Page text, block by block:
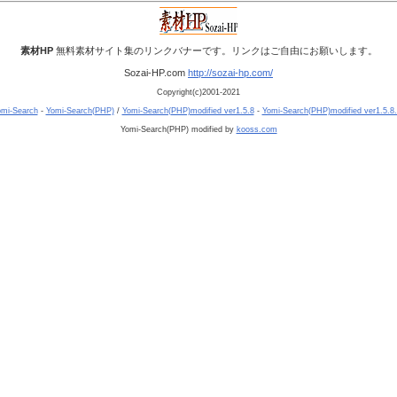
素材HP無料素材サイト集のリンクバナーです。リンクはご自由にお願いします。
Sozai-HP.com http://sozai-hp.com/
Copyright(c)2001-2021
Search- Yomi-Search(PHP)/ Yomi-Search(PHP)modified ver1.5.8- Yomi-Search(PHP)modified
Yomi-Search(PHP) modified by kooss.com